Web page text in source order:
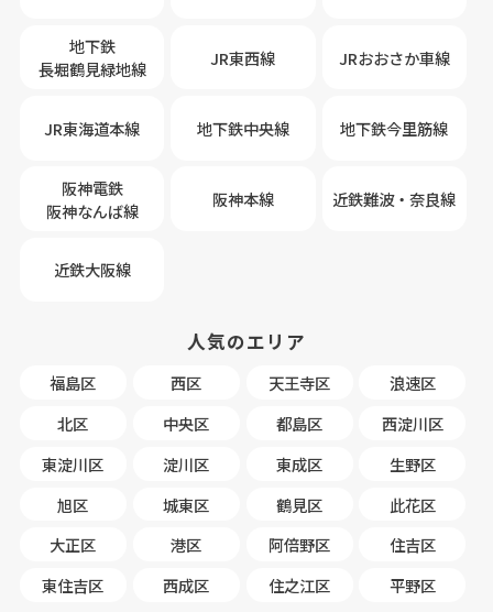
地下鉄
長堀鶴見緑地線
JR東西線 JRおおさか車線
JR東海道本線 地下鉄中央線 地下鉄今里筋線
阪神電鉄
阪神なんば線
阪神本線 近鉄難波・奈良線
近鉄大阪線
人気のエリア
福島区 西区 天王寺区
浪速区
北区
中央区 都島区
西淀川区
東淀川区
淀川区 東成区
生野区
旭区
城東区 鶴見区
此花区
大正区
港区 阿倍野区
住吉区
東住吉区
西成区 住之江区 平野区